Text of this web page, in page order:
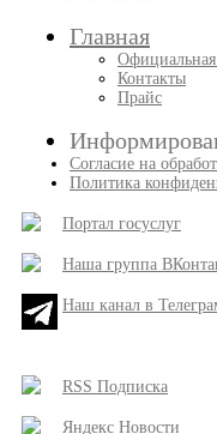
Главная
Контакты
Прайс
Согласие на
Политика
Портал госуслуг
Наша группа
Наш канал в
RSS Подписка
Яндекс Новости